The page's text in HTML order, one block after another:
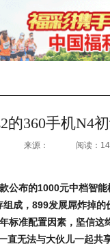
的360手机N4
来源： 阅读：
公布的1000元中档智
成，899发展屌炸掉
标准配置因素，坚信这
直无法与大伙儿一起共